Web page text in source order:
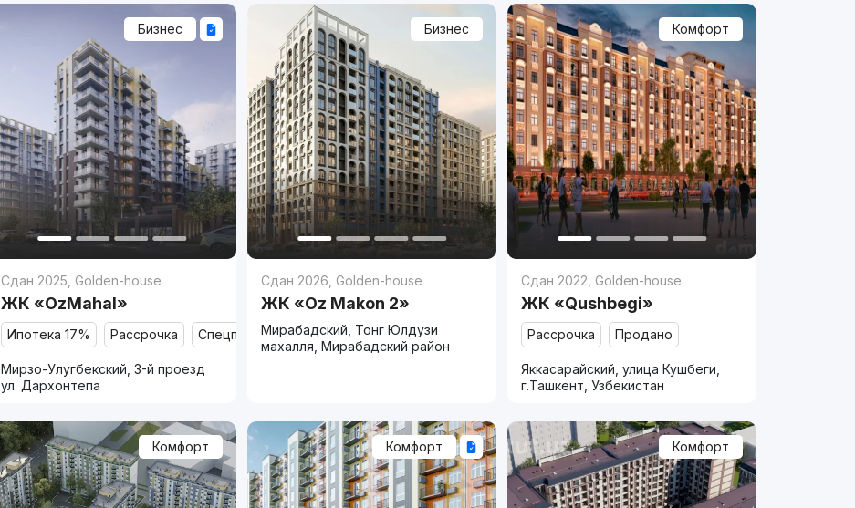
Бизнес
Сдан 2025 Golden-house
ЖК «OzMahal»
Ипотека 17% Рассрочка Спецпредложение
Мирзо-Улугбекский, 3-й проезд
ул. Дархонтепа
Бизнес
Сдан 2026 Golden-house
ЖК «Oz Makon 2»
Мирабадский, Тонг Юлдузи
махалля, Мирабадский район
Комфорт
Сдан 2022 Golden-house
ЖК «Qushbegi»
Рассрочка Продано
Яккасарайский, улица Кушбеги,
г.Ташкент, Узбекистан
Комфорт Комфорт Комфорт